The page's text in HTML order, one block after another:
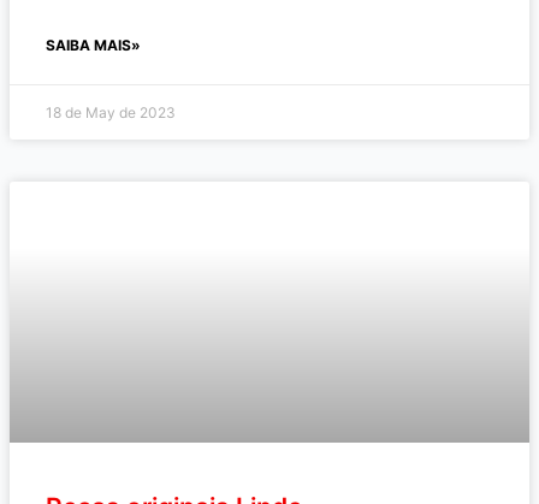
SAIBA MAIS»
18 de May de 2023